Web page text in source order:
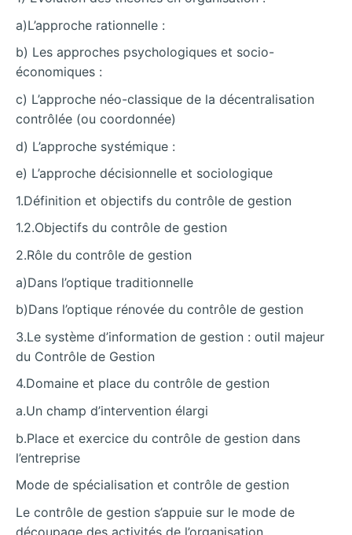
a)L’approche rationnelle :
b) Les approches psychologiques et socio-
économiques :
c) L’approche néo-classique de la décentralisation
contrôlée (ou coordonnée)
d) L’approche systémique :
e) L’approche décisionnelle et sociologique
1.Définition et objectifs du contrôle de gestion
1.2.Objectifs du contrôle de gestion
2.Rôle du contrôle de gestion
a)Dans l’optique traditionnelle
b)Dans l’optique rénovée du contrôle de gestion
3.Le système d’information de gestion : outil majeur
du Contrôle de Gestion
4.Domaine et place du contrôle de gestion
a.Un champ d’intervention élargi
b.Place et exercice du contrôle de gestion dans
l’entreprise
Mode de spécialisation et contrôle de gestion
Le contrôle de gestion s’appuie sur le mode de
découpage des activités de l’organisation